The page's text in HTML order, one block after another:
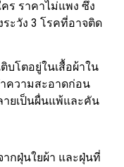
ร ราคาไม่แพง ซึ่ง
ะวัง 3 โรคที่อาจติด
บโตอยู่ในเสื้อผ้าใน
ความสะอาดก่อน
ายเป็นผื่นแพ้และคัน
กฝุ่นใยผ้า และฝุ่นที่